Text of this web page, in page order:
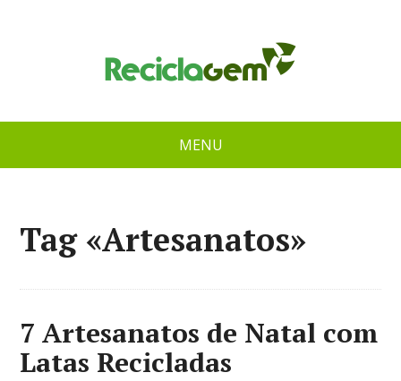
MENU
Tag «Artesanatos»
7 Artesanatos de Natal com
Latas Recicladas